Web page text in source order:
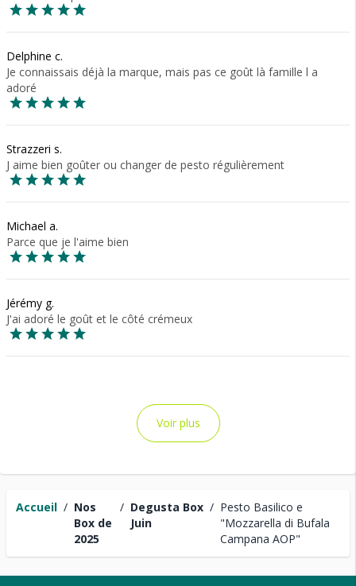
Accueil / Nos
Box de
2025
/ Degusta Box
Juin
/ Pesto Basilico e
"Mozzarella di Bufala
Campana AOP"
Delphine c.
Je connaissais déjà la marque, mais pas ce goût là famille l a
adoré
Strazzeri s.
J aime bien goûter ou changer de pesto régulièrement
Michael a.
Parce que je l'aime bien
Jérémy g.
J'ai adoré le goût et le côté crémeux
Voir plus